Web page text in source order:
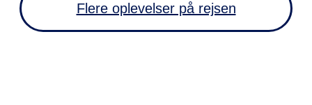
Flere oplevelser på rejsen